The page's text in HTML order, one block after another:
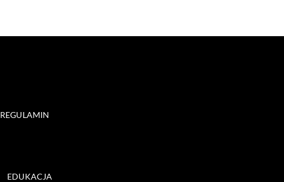
REGULAMIN
EDUKACJA